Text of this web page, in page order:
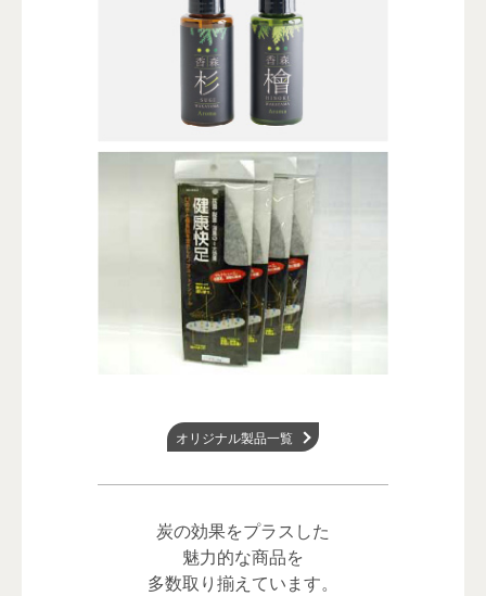
オリジナル製品一覧
炭の効果をプラスした
魅力的な商品を
多数取り揃えています。